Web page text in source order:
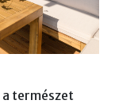
természet